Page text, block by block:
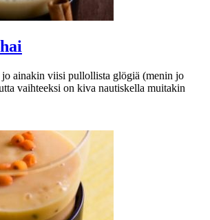
ainakin viisi pullollista glögiä (menin jo
vaihteeksi on kiva nautiskella muitakin